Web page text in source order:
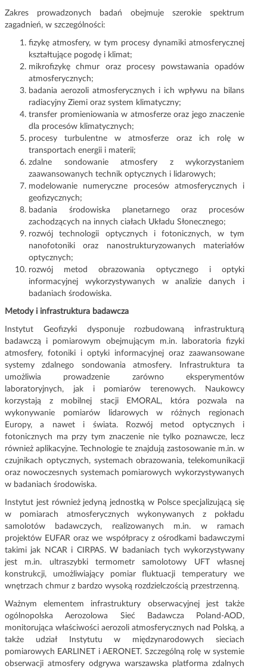
Zakres prowadzonych badań obejmuje szerokie spektrum
zagadnień, w szczególności:
fizykę atmosfery, w tym procesy dynamiki atmosferycznej
kształtujące pogodę i klimat;
mikrofizykę chmur oraz procesy powstawania opadów
atmosferycznych;
badania aerozoli atmosferycznych i ich wpływu na bilans
radiacyjny Ziemi oraz system klimatyczny;
transfer promieniowania w atmosferze oraz jego znaczenie
dla procesów klimatycznych;
procesy turbulentne w atmosferze oraz ich rolę w
transportach energii i materii;
zdalne sondowanie atmosfery z wykorzystaniem
zaawansowanych technik optycznych i lidarowych;
modelowanie numeryczne procesów atmosferycznych i
geofizycznych;
badania środowiska planetarnego oraz procesów
zachodzących na innych ciałach Układu Słonecznego;
rozwój technologii optycznych i fotonicznych, w tym
nanofotoniki oraz nanostrukturyzowanych materiałów
optycznych;
rozwój metod obrazowania optycznego i optyki
informacyjnej wykorzystywanych w analizie danych i
badaniach środowiska.
Metody i infrastruktura badawcza
Instytut Geofizyki dysponuje rozbudowaną infrastrukturą
badawczą i pomiarowym obejmującym m.in. laboratoria fizyki
atmosfery, fotoniki i optyki informacyjnej oraz zaawansowane
systemy zdalnego sondowania atmosfery. Infrastruktura ta
umożliwia prowadzenie zarówno eksperymentów
laboratoryjnych, jak i pomiarów terenowych. Naukowcy
korzystają z mobilnej stacji EMORAL, która pozwala na
wykonywanie pomiarów lidarowych w różnych regionach
Europy, a nawet i świata. Rozwój metod optycznych i
fotonicznych ma przy tym znaczenie nie tylko poznawcze, lecz
również aplikacyjne. Technologie te znajdują zastosowanie m.in. w
czujnikach optycznych, systemach obrazowania, telekomunikacji
oraz nowoczesnych systemach pomiarowych wykorzystywanych
w badaniach środowiska.
Instytut jest również jedyną jednostką w Polsce specjalizującą się
w pomiarach atmosferycznych wykonywanych z pokładu
samolotów badawczych, realizowanych m.in. w ramach
projektów EUFAR oraz we współpracy z ośrodkami badawczymi
takimi jak NCAR i CIRPAS. W badaniach tych wykorzystywany
jest m.in. ultraszybki termometr samolotowy UFT własnej
konstrukcji, umożliwiający pomiar fluktuacji temperatury we
wnętrzach chmur z bardzo wysoką rozdzielczością przestrzenną.
Ważnym elementem infrastruktury obserwacyjnej jest także
ogólnopolska Aerozolowa Sieć Badawcza Poland-AOD,
monitorująca właściwości aerozoli atmosferycznych nad Polską, a
także udział Instytutu w międzynarodowych sieciach
pomiarowych EARLINET i AERONET. Szczególną rolę w systemie
obserwacji atmosfery odgrywa warszawska platforma zdalnych